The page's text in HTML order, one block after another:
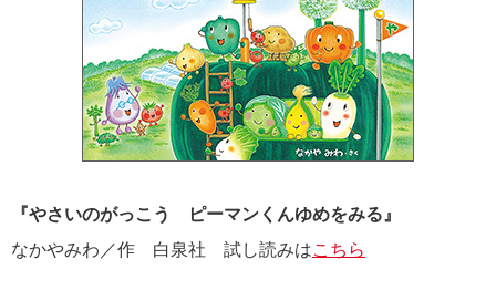
『やさいのがっこう ピーマンくんゆめをみる』
なかやみわ／作 白泉社 試し読みはこちら